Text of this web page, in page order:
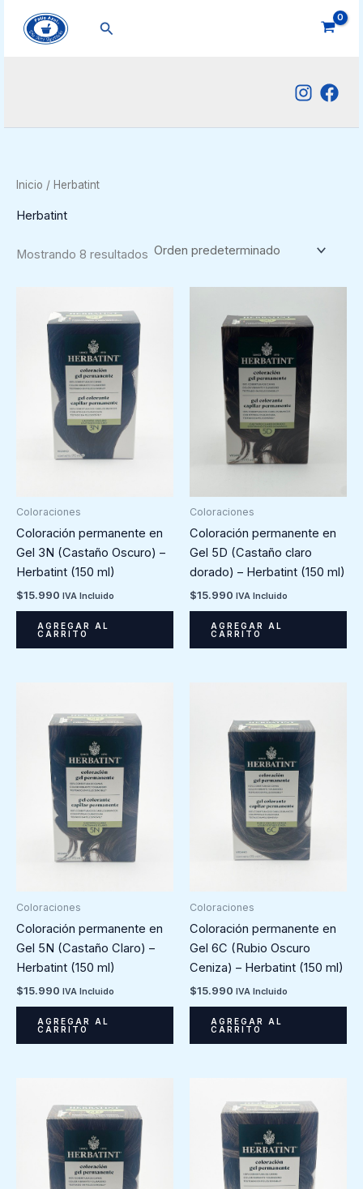
contenido
Buscar
Inicio / Herbatint
Herbatint
Mostrando 8 resultados
Coloraciones
Coloración permanente en
Gel 3N (Castaño Oscuro) –
Herbatint (150 ml)
$15.990 IVA Incluido
AGREGAR AL
CARRITO
Coloraciones
Coloración permanente en
Gel 5D (Castaño claro
dorado) – Herbatint (150 ml)
$15.990 IVA Incluido
AGREGAR AL
CARRITO
Coloraciones
Coloración permanente en
Gel 5N (Castaño Claro) –
Herbatint (150 ml)
$15.990 IVA Incluido
AGREGAR AL
CARRITO
Coloraciones
Coloración permanente en
Gel 6C (Rubio Oscuro
Ceniza) – Herbatint (150 ml)
$15.990 IVA Incluido
AGREGAR AL
CARRITO